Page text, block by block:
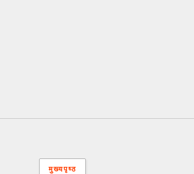
मुख्यपृष्ठ